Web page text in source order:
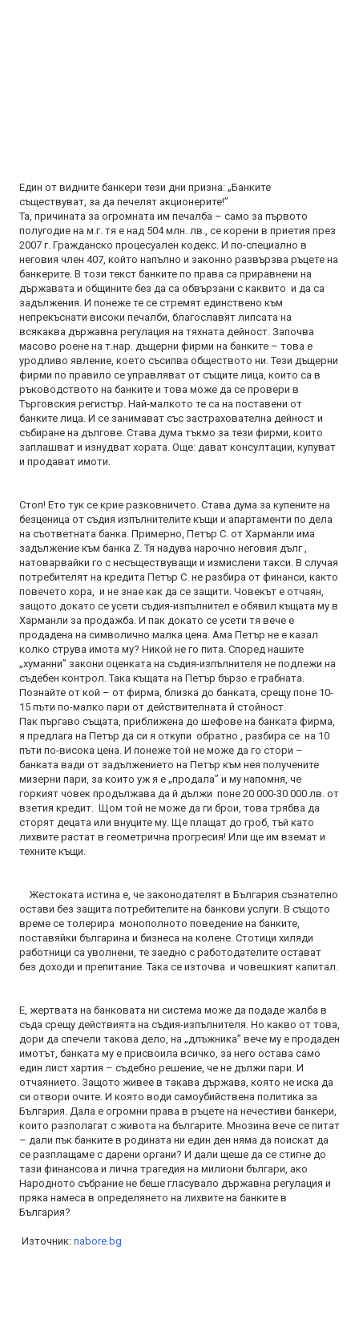
Един от видните банкери тези дни призна: „Банките
съществуват, за да печелят акционерите!”
Та, причината за огромната им печалба – само за първото
полугодие на м.г. тя е над 504 млн. лв., се корени в приетия през
2007 г. Гражданско процесуален кодекс. И по-специално в
неговия член 407, който напълно и законно развързва ръцете на
банкерите. В този текст банките по права са приравнени на
държавата и общините без да са обвързани с каквито и да са
задължения. И понеже те се стремят единствено към
непрекъснати високи печалби, благославят липсата на
всякаква държавна регулация на тяхната дейност. Започва
масово роене на т.нар. дъщерни фирми на банките – това е
уродливо явление, което съсипва обществото ни. Тези дъщерни
фирми по правило се управляват от същите лица, които са в
ръководството на банките и това може да се провери в
Търговския регистър. Най-малкото те са на поставени от
банките лица. И се занимават със застрахователна дейност и
събиране на дългове. Става дума тъкмо за тези фирми, които
заплашват и изнудват хората. Още: дават консултации, купуват
и продават имоти.
Стоп! Ето тук се крие разковничето. Става дума за купените на
безценица от съдия изпълнителите къщи и апартаменти по дела
на съответната банка. Примерно, Петър С. от Харманли има
задължение към банка Z. Тя надува нарочно неговия дълг ,
натоварвайки го с несъществуващи и измислени такси. В случая
потребителят на кредита Петър С. не разбира от финанси, както
повечето хора, и не знае как да се защити. Човекът е отчаян,
защото докато се усети съдия-изпълнител е обявил къщата му в
Харманли за продажба. И пак докато се усети тя вече е
продадена на символично малка цена. Ама Петър не е казал
колко струва имота му? Никой не го пита. Според нашите
„хуманни” закони оценката на съдия-изпълнителя не подлежи на
съдебен контрол. Така къщата на Петър бързо е грабната.
Познайте от кой – от фирма, близка до банката, срещу поне 10-
15 пъти по-малко пари от действителната й стойност.
Пак пъргаво същата, приближена до шефове на банката фирма,
я предлага на Петър да си я откупи обратно , разбира се на 10
пъти по-висока цена. И понеже той не може да го стори –
банката вади от задължението на Петър към нея получените
мизерни пари, за които уж я е „продала” и му напомня, че
горкият човек продължава да й дължи поне 20 000-30 000 лв. от
взетия кредит. Щом той не може да ги брои, това трябва да
сторят децата или внуците му. Ще плащат до гроб, тъй като
лихвите растат в геометрична прогресия! Или ще им вземат и
техните къщи.
Жестоката истина е, че законодателят в България съзнателно
остави без защита потребителите на банкови услуги. В същото
време се толерира монополното поведение на банките,
поставяйки българина и бизнеса на колене. Стотици хиляди
работници са уволнени, те заедно с работодателите остават
без доходи и препитание. Така се източва и човешкият капитал.
Е, жертвата на банковата ни система може да подаде жалба в
съда срещу действията на съдия-изпълнителя. Но какво от това,
дори да спечели такова дело, на „длъжника” вече му е продаден
имотът, банката му е присвоила всичко, за него остава само
един лист хартия – съдебно решение, че не дължи пари. И
отчаянието. Защото живее в такава държава, която не иска да
си отвори очите. И която води самоубийствена политика за
България. Дала е огромни права в ръцете на нечестиви банкери,
които разполагат с живота на българите. Мнозина вече се питат
– дали пък банките в родината ни един ден няма да поискат да
се разплащаме с дарени органи? И дали щеше да се стигне до
тази финансова и лична трагедия на милиони българи, ако
Народното събрание не беше гласувало държавна регулация и
пряка намеса в определянето на лихвите на банките в
България?
Източник: nabore.bg